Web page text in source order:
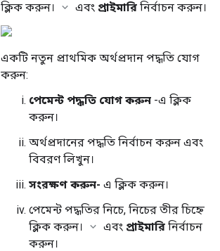
ক্লিক করুন।
এবং প্রাইমারি নির্বাচন করুন।
একটি নতুন প্রাথমিক অর্থপ্রদান পদ্ধতি যোগ
করুন:
পেমেন্ট পদ্ধতি যোগ করুন -এ ক্লিক
করুন।
অর্থপ্রদানের পদ্ধতি নির্বাচন করুন এবং
বিবরণ লিখুন।
সংরক্ষণ করুন- এ ক্লিক করুন।
পেমেন্ট পদ্ধতির নিচে, নিচের তীর চিহ্নে
ক্লিক করুন।
এবং প্রাইমারি নির্বাচন
করুন।